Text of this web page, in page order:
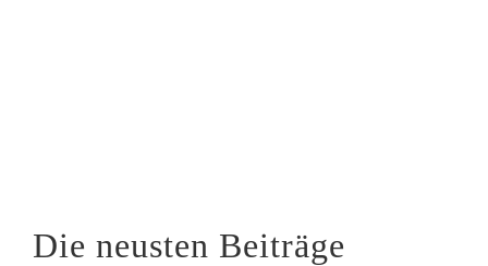
Die neusten Beiträge